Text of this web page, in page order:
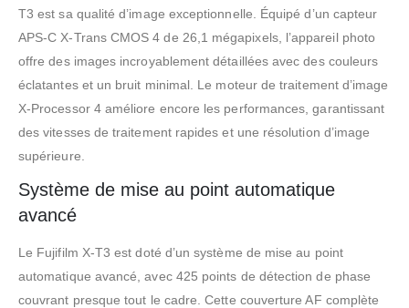
T3 est sa qualité d’image exceptionnelle. Équipé d’un capteur
APS-C X-Trans CMOS 4 de 26,1 mégapixels, l’appareil photo
offre des images incroyablement détaillées avec des couleurs
éclatantes et un bruit minimal. Le moteur de traitement d’image
X-Processor 4 améliore encore les performances, garantissant
des vitesses de traitement rapides et une résolution d’image
supérieure.
Système de mise au point automatique
avancé
Le Fujifilm X-T3 est doté d’un système de mise au point
automatique avancé, avec 425 points de détection de phase
couvrant presque tout le cadre. Cette couverture AF complète